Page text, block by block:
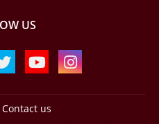
le Boston Consulting Group, et
Women in Creative Industries
musique, le cinéma, le design et
US
Contact us